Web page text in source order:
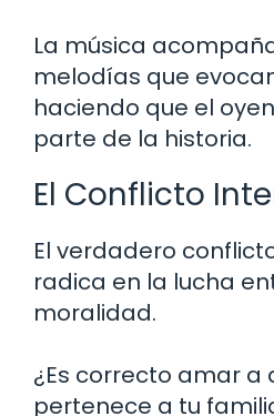
La música
melodías que
haciendo que el
parte de la historia.
El Conflicto
El verdadero
radica en la lucha
moralidad.
¿Es correcto amar a
pertenece a tu